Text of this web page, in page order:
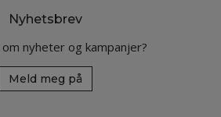
Nyhetsbrev
nyheter og kampanjer?
Meld meg på